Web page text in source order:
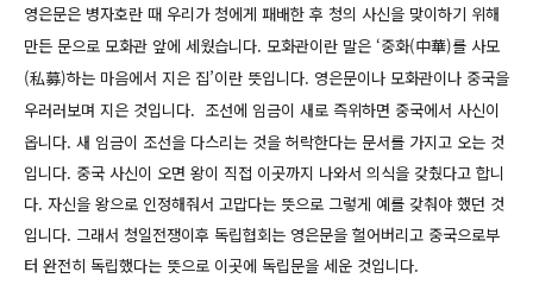
영은문은 병자호란 때 우리가 청에게 패배한 후 청의 사신을 맞이하기 위해
만든 문으로 모화관 앞에 세웠습니다. 모화관이란 말은 ‘중화(中華)를 사모
(私募)하는 마음에서 지은 집’이란 뜻입니다. 영은문이나 모화관이나 중국을
우러러보며 지은 것입니다. 조선에 임금이 새로 즉위하면 중국에서 사신이
옵니다. 새 임금이 조선을 다스리는 것을 허락한다는 문서를 가지고 오는 것
입니다. 중국 사신이 오면 왕이 직접 이곳까지 나와서 의식을 갖췄다고 합니
다. 자신을 왕으로 인정해줘서 고맙다는 뜻으로 그렇게 예를 갖춰야 했던 것
입니다. 그래서 청일전쟁이후 독립협회는 영은문을 헐어버리고 중국으로부
터 완전히 독립했다는 뜻으로 이곳에 독립문을 세운 것입니다.